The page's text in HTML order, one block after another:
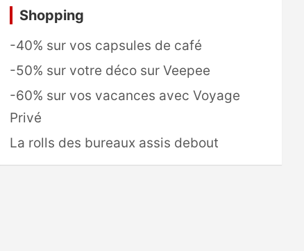
Shopping
-40% sur vos capsules de café
-50% sur votre déco sur Veepee
-60% sur vos vacances avec Voyage
Privé
La rolls des bureaux assis debout